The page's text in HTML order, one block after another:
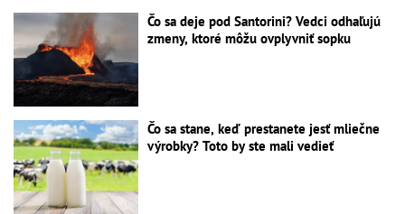
Čo sa deje pod Santorini? Vedci odhaľujú
zmeny, ktoré môžu ovplyvniť sopku
Čo sa stane, keď prestanete jesť mliečne
výrobky? Toto by ste mali vedieť